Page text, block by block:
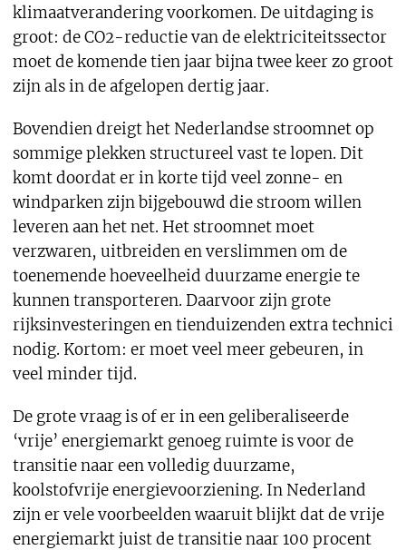
klimaatverandering voorkomen. De uitdaging is
groot: de CO2-reductie van de elektriciteitssector
moet de komende tien jaar bijna twee keer zo groot
zijn als in de afgelopen dertig jaar.
Bovendien dreigt het Nederlandse stroomnet op
sommige plekken structureel vast te lopen. Dit
komt doordat er in korte tijd veel zonne- en
windparken zijn bijgebouwd die stroom willen
leveren aan het net. Het stroomnet moet
verzwaren, uitbreiden en verslimmen om de
toenemende hoeveelheid duurzame energie te
kunnen transporteren. Daarvoor zijn grote
rijksinvesteringen en tienduizenden extra technici
nodig. Kortom: er moet veel meer gebeuren, in
veel minder tijd.
De grote vraag is of er in een geliberaliseerde
‘vrije’ energiemarkt genoeg ruimte is voor de
transitie naar een volledig duurzame,
koolstofvrije energievoorziening. In Nederland
zijn er vele voorbeelden waaruit blijkt dat de vrije
energiemarkt juist de transitie naar 100 procent